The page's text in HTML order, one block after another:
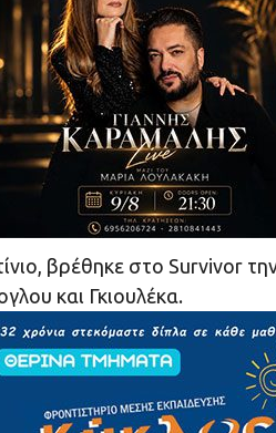
βρέθηκε στο Survivor
και Γκιουλέκα.